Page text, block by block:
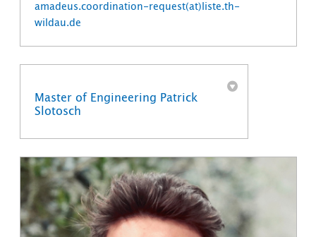
amadeus.coordination-request(at)liste.th-
wildau.de
Master of Engineering Patrick
Slotosch